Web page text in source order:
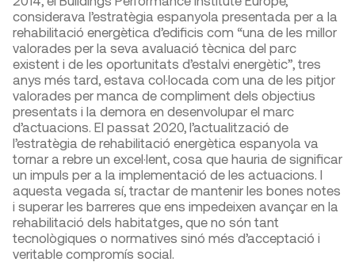
considerava l’estratègia espanyola presentada per a la
rehabilitació energètica d’edificis com “una de les millor
valorades per la seva avaluació tècnica del parc
existent i de les oportunitats d’estalvi energètic”, tres
anys més tard, estava col·locada com una de les pitjor
valorades per manca de compliment dels objectius
presentats i la demora en desenvolupar el marc
d’actuacions. El passat 2020, l’actualització de
l’estratègia de rehabilitació energètica espanyola va
tornar a rebre un excel·lent, cosa que hauria de significar
un impuls per a la implementació de les actuacions. I
aquesta vegada sí, tractar de mantenir les bones notes
i superar les barreres que ens impedeixen avançar en la
rehabilitació dels habitatges, que no són tant
tecnològiques o normatives sinó més d’acceptació i
veritable compromís social.